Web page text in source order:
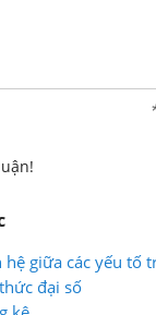
giữa các yếu tố
đại số